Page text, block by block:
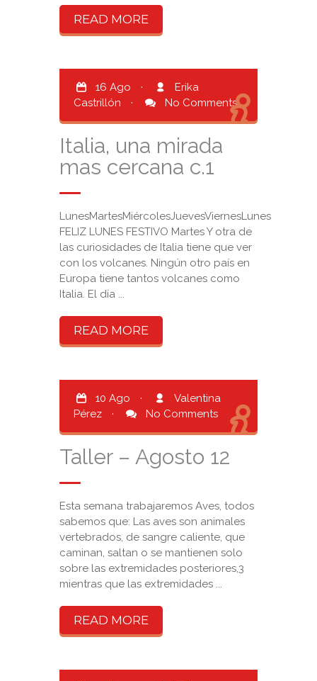
READ MORE
16 Ago ·
Erika
Castrillón
· No Comments
Italia, una mirada
mas cercana c.1
LunesMartesMiércolesJuevesViernesLunes
FELIZ LUNES FESTIVO Martes Y otra de
las curiosidades de Italia tiene que ver
con los volcanes. Ningún otro país en
Europa tiene tantos volcanes como
Italia. El día ...
READ MORE
10 Ago ·
Valentina
Pérez
· No Comments
Taller – Agosto 12
Esta semana trabajaremos Aves, todos
sabemos que: Las aves son animales
vertebrados, de sangre caliente, que
caminan, saltan o se mantienen solo
sobre las extremidades posteriores,3​
mientras que las extremidades ...
READ MORE